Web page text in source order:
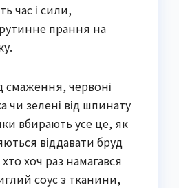
час і сили,
прання на
смаження, червоні
чи зелені від шпинату
вбирають усе це, як
віддавати бруд
хоч раз намагався
соус з тканини,